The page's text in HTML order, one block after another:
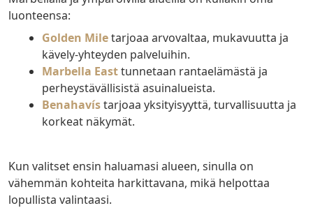
luonteensa:
Golden Miletarjoaa arvovaltaa, mukavuutta ja
kävely-yhteyden palveluihin.
Marbella Easttunnetaan rantaelämästä ja
perheystävällisistä asuinalueista.
Benahavístarjoaa yksityisyyttä, turvallisuutta ja
korkeat näkymät.
Kun valitset ensin haluamasi alueen, sinulla on
vähemmän kohteita harkittavana, mikä helpottaa
lopullista valintaasi.